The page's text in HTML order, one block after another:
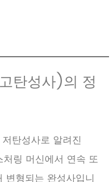
탄성사)의 정
탄성사로 알려진
링 머신에서 연속 또
변형되는 완성사입니